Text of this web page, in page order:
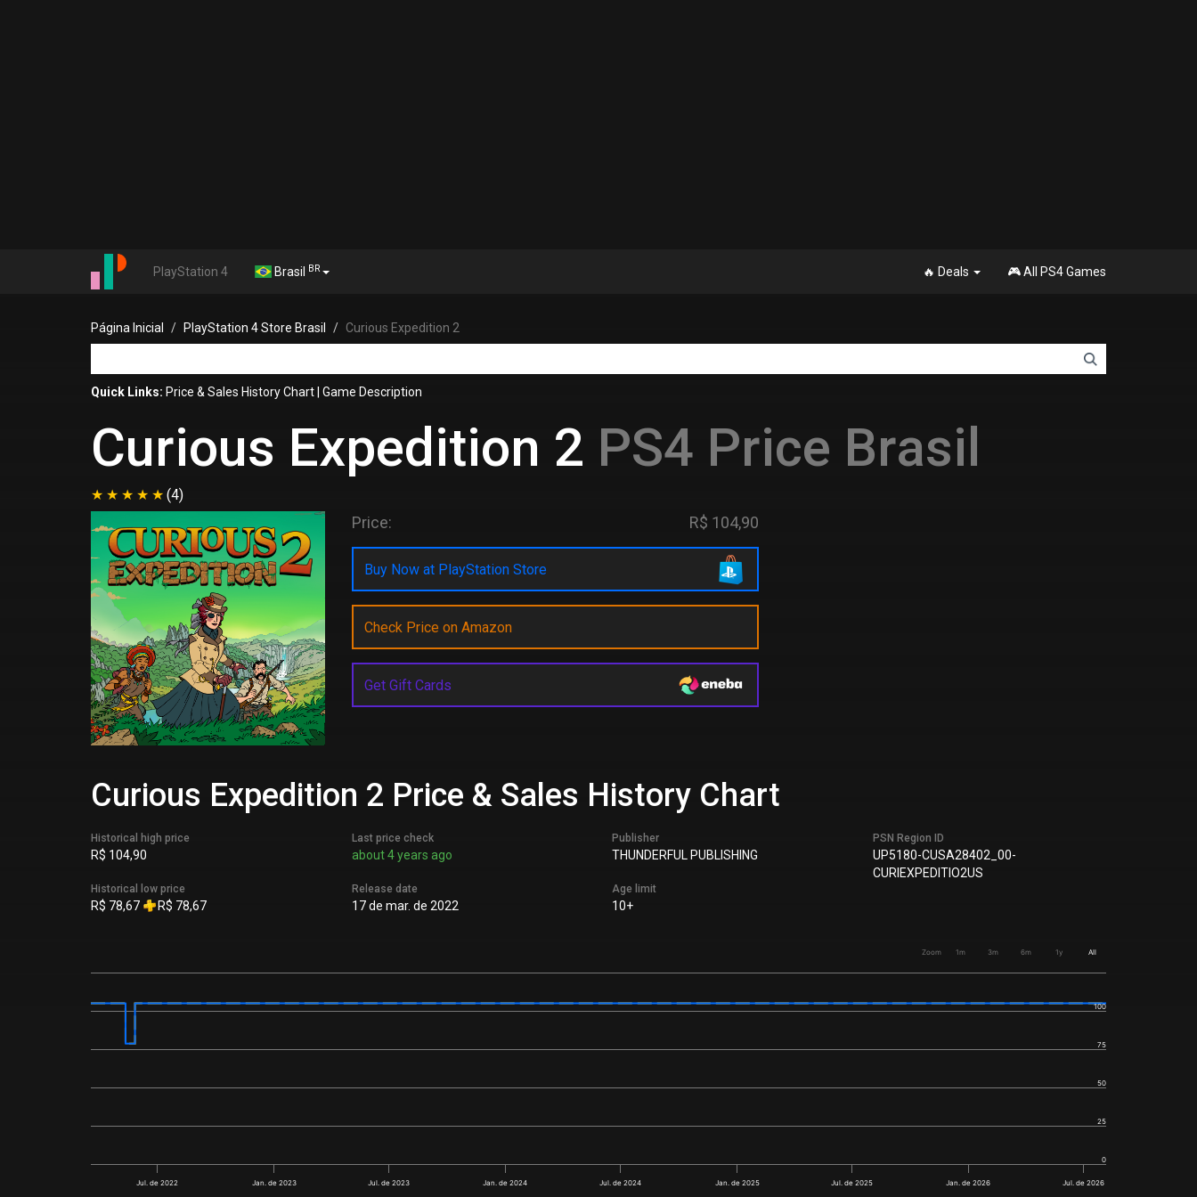
PlayStation 4 Brasil BR 🔥 Deals 🎮 All PS4 Games
Página Inicial PlayStation 4 Store Brasil Curious Expedition 2
Quick Links: Price & Sales History Chart Game Description
Curious Expedition 2 PS4 Price Brasil
(4)
Price: R$ 104,90
Buy Now at PlayStation Store
Check Price on Amazon
Get Gift Cards
Curious Expedition 2 Price & Sales History Chart
Historical high price
R$ 104,90
Historical low price
R$ 78,67 R$ 78,67
Last price check
about 4 years ago
Release date
17 de mar. de 2022
Publisher
THUNDERFUL PUBLISHING
Age limit
10+
PSN Region ID
UP5180-CUSA28402_00-
CURIEXPEDITIO2US
Zoom 1m 3m 6m 1y All
Jul. de 2022 Jan. de 2023 Jul. de 2023 Jan. de 2024 Jul. de 2024 Jan. de 2025 Jul. de 2025 Jan. de 2026 Jul. de 2026
0
25
50
75
100